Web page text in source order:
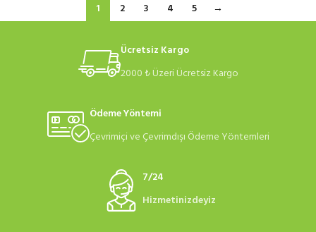
1 2 3 4 5 →
Ücretsiz Kargo
2000 ₺ Üzeri Ücretsiz Kargo
Ödeme Yöntemi
Çevrimiçi ve Çevrimdışı Ödeme Yöntemleri
7/24
Hizmetinizdeyiz